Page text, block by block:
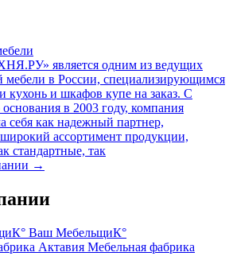
является одним из ведущих
мебели в России, специализирующимся
кухонь и шкафов купе на заказ. С
в 2003 году, компания
себя как надежный партнер,
ассортимент продукции,
стандартные, так
→
Ваш МебельщиК°
Мебельная фабрика